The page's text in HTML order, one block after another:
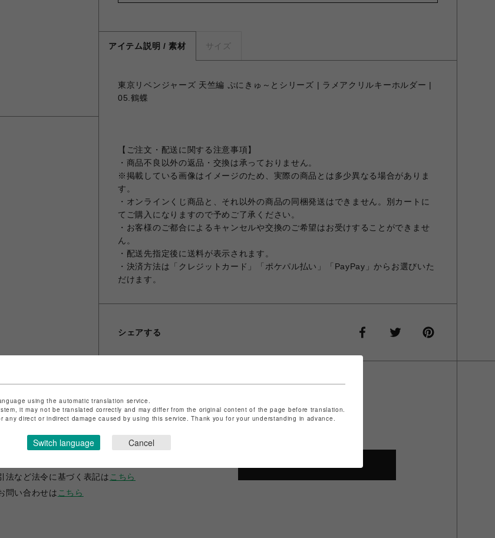
アイテム説明 / 素材 サイズ
東京リベンジャーズ 天竺編 ぷにきゅ～とシリーズ | ラメアクリルキーホルダー |
05.鶴蝶
【ご注文・配送に関する注意事項】
・商品不良以外の返品・交換は承っておりません。
※掲載している画像はイメージのため、実際の商品とは多少異なる場合がありま
す。
・オンラインくじ商品と、それ以外の商品の同梱発送はできません。別カートに
てご購入になりますので予めご了承ください。
・お客様のご都合によるキャンセルや交換のご希望はお受けすることができませ
ん。
・配送先指定後に送料が表示されます。
・決済方法は「クレジットカード」「ポケパル払い」「PayPay」からお選びいた
だけます。
シェアする
ANIME-Q
POP-UP SHOP
法など法令に基づく表記は こちら
問い合わせは こちら
using the automatic translation service.
it may not be translated correctly and may differ from the original content of the page before translation.
direct or indirect damage caused by using this service. Thank you for your understanding in advance.
Switch language Cancel